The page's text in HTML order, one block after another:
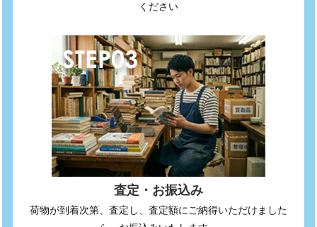
ください
査定・お振込み
荷物が到着次第、査定し、査定額にご納得いただけました